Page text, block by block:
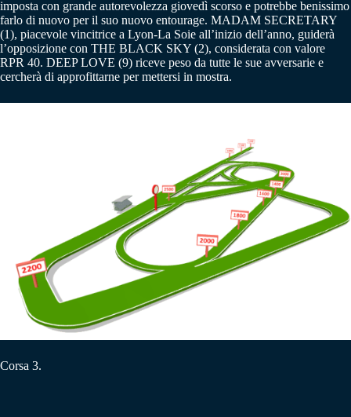
imposta con grande autorevolezza giovedì scorso e potrebbe benissimo
farlo di nuovo per il suo nuovo entourage. MADAM SECRETARY
(1), piacevole vincitrice a Lyon-La Soie all’inizio dell’anno, guiderà
l’opposizione con THE BLACK SKY (2), considerata con valore
RPR 40. DEEP LOVE (9) riceve peso da tutte le sue avversarie e
cercherà di approfittarne per mettersi in mostra.
Corsa 3.